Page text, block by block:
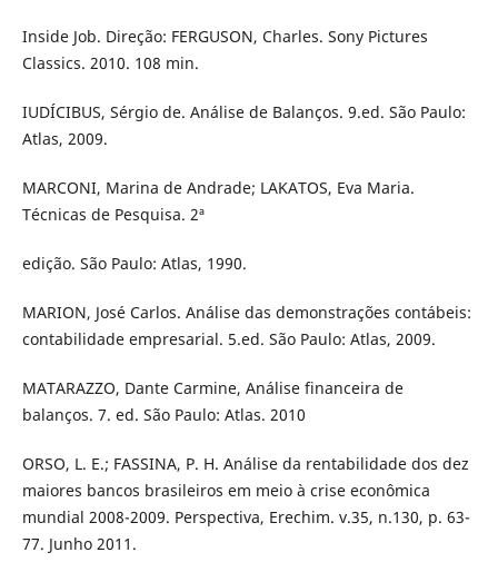
Inside Job. Direção: FERGUSON, Charles. Sony Pictures
Classics. 2010. 108 min.
IUDÍCIBUS, Sérgio de. Análise de Balanços. 9.ed. São Paulo:
Atlas, 2009.
MARCONI, Marina de Andrade; LAKATOS, Eva Maria.
Técnicas de Pesquisa. 2ª
edição. São Paulo: Atlas, 1990.
MARION, José Carlos. Análise das demonstrações contábeis:
contabilidade empresarial. 5.ed. São Paulo: Atlas, 2009.
MATARAZZO, Dante Carmine, Análise financeira de
balanços. 7. ed. São Paulo: Atlas. 2010
ORSO, L. E.; FASSINA, P. H. Análise da rentabilidade dos dez
maiores bancos brasileiros em meio à crise econômica
mundial 2008-2009. Perspectiva, Erechim. v.35, n.130, p. 63-
77. Junho 2011.